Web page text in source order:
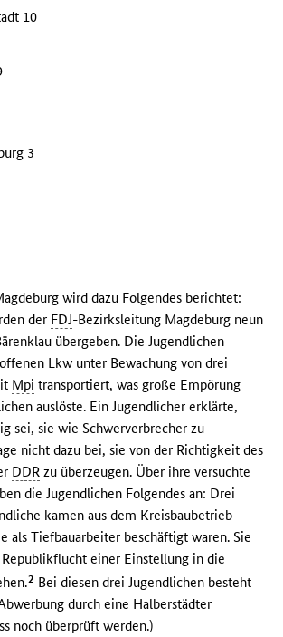
10
3
wird dazu Folgendes berichtet:
der FDJ-Bezirksleitung Magdeburg neun
übergeben. Die Jugendlichen
Lkw unter Bewachung von drei
Mpi transportiert, was große Empörung
auslöste. Ein Jugendlicher erklärte,
sei, sie wie Schwerverbrecher zu
nicht dazu bei, sie von der Richtigkeit des
DDR zu überzeugen. Über ihre versuchte
die Jugendlichen Folgendes an: Drei
kamen aus dem Kreisbaubetrieb
als Tiefbauarbeiter beschäftigt waren. Sie
einer Einstellung in die
2 Bei diesen drei Jugendlichen besteht
durch eine Halberstädter
noch überprüft werden.)